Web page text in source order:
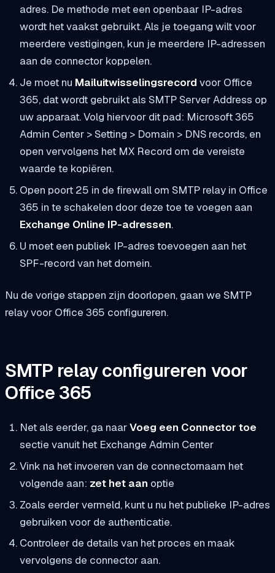
adres. De methode met een openbaar IP-adres
wordt het vaakst gebruikt. Als je toegang wilt voor
meerdere vestigingen, kun je meerdere IP-adressen
aan de connector koppelen.
Je moet nu Mailuitwisselingsrecord voor Office
365, dat wordt gebruikt als SMTP Server Address op
uw apparaat. Volg hiervoor dit pad: Microsoft 365
Admin Center > Setting > Domain > DNS records, en
open vervolgens het MX Record om de vereiste
waarde te kopiëren.
Open poort 25 in de firewall om SMTP relay in Office
365 in te schakelen door deze toe te voegen aan
Exchange Online IP-adressen.
U moet een publiek IP-adres toevoegen aan het
SPF-record van het domein.
Nu de vorige stappen zijn doorlopen, gaan we SMTP
relay voor Office 365 configureren.
SMTP relay configureren voor
Office 365
Net als eerder, ga naarVoeg een Connector toe
sectie vanuit het Exchange Admin Center
Vink na het invoeren van de connectornaam het
volgende aan: zet het aan optie
Zoals eerder vermeld, kunt u nu het publieke IP-adres
gebruiken voor de authenticatie.
Controleer de details van het proces en maak
vervolgens de connector aan.